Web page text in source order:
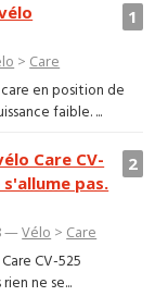
1
> Care
en position de
faible. ...
2
Care CV-
pas.
—Vélo > Care
CV-525
ne se...